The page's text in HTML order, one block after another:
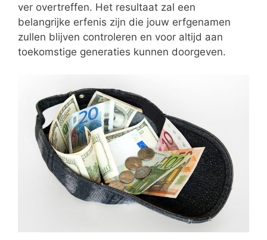
ver overtreffen. Het resultaat zal een
belangrijke erfenis zijn die jouw erfgenamen
zullen blijven controleren en voor altijd aan
toekomstige generaties kunnen doorgeven.